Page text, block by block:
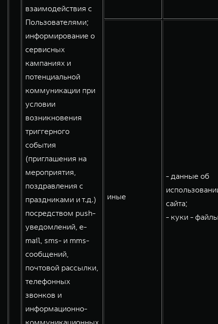
взаимодействия с
Пользователями;
информирование о
сервисных
кампаниях и
потенциальной
коммуникации при
условии
возникновения
триггерного
события
(приглашения на
мероприятия,
поздравления с
праздниками и т.д.)
посредством push-
уведомлений, e-
mail, sms- и mms-
сообщений,
почтовой рассылки,
телефонных
звонков и
информационно-
коммуникационных
иные
- данные об
сайта;
- куки -